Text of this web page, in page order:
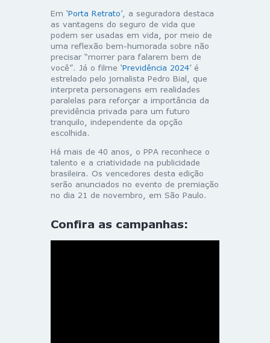
Em ‘Porta Retrato’, a seguradora destaca
as vantagens do seguro de vida que
podem ser usadas em vida, por meio de
uma reflexão bem-humorada sobre não
precisar “morrer para falarem bem de
você”. Já o filme ‘Previdência 2024’ é
estrelado pelo jornalista Pedro Bial, que
interpreta personagens em realidades
paralelas para reforçar a importância da
previdência privada para um futuro
tranquilo, independente da opção
escolhida.
Há mais de 40 anos, o PPA reconhece o
talento e a criatividade na publicidade
brasileira. Os vencedores desta edição
serão anunciados no evento de premiação
no dia 21 de novembro, em São Paulo.
Confira as campanhas: